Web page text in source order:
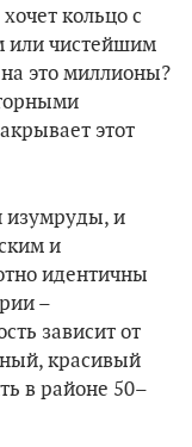
кольцо с
или чистейшим
это миллионы?
этот
изумруды, и
и
идентичны
–
зависит от
красивый
в районе 50–